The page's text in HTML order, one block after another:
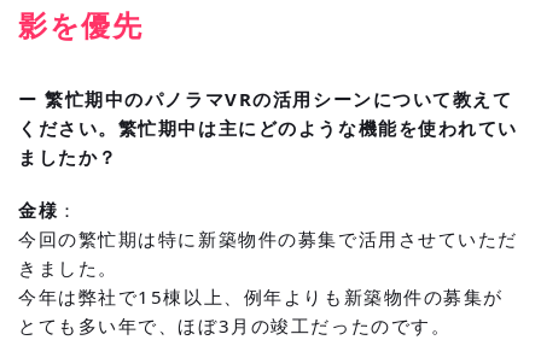
影を優先
ー 繁忙期中のパノラマVRの活用シーンについて教えて
ください。繁忙期中は主にどのような機能を使われてい
ましたか？
金様 ：
今回の繁忙期は特に新築物件の募集で活用させていただ
きました。
今年は弊社で15棟以上、例年よりも新築物件の募集が
とても多い年で、ほぼ3月の竣工だったのです。